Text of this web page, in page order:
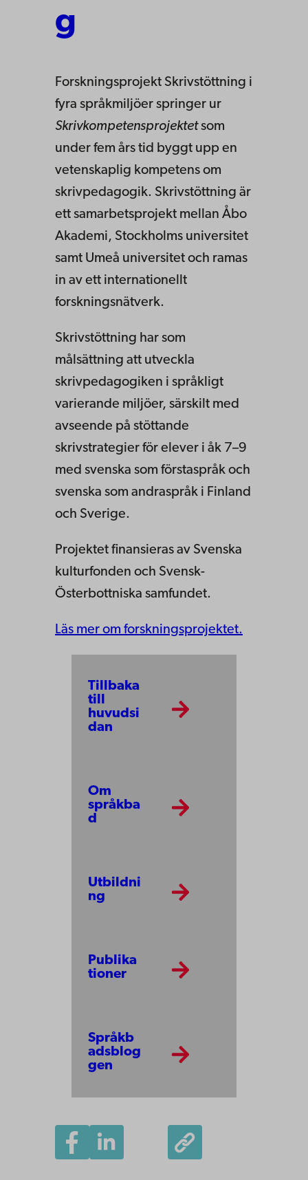
g
Forskningsprojekt Skrivstöttning i
fyra språkmiljöer springer ur
Skrivkompetensprojektetsom
under fem års tid byggt upp en
vetenskaplig kompetens om
skrivpedagogik. Skrivstöttning är
ett samarbetsprojekt mellan Åbo
Akademi, Stockholms universitet
samt Umeå universitet och ramas
in av ett internationellt
forskningsnätverk.
Skrivstöttning har som
målsättning att utveckla
skrivpedagogiken i språkligt
varierande miljöer, särskilt med
avseende på stöttande
skrivstrategier för elever i åk 7–9
med svenska som förstaspråk och
svenska som andraspråk i Finland
och Sverige.
Projektet finansieras av Svenska
kulturfonden och Svensk-
Österbottniska samfundet.
Läs mer om forskningsprojektet.
Tillbaka
till
huvudsi
dan
Om
språkba
d
Utbildni
ng
Publika
tioner
Språkb
adsblog
gen